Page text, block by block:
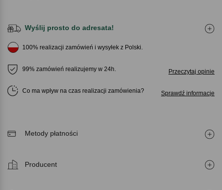
Wyślij prosto do adresata!
100% realizacji zamówień i wysyłek z Polski.
99% zamówień realizujemy w 24h. Przeczytaj opinie
Co ma wpływ na czas realizacji zamówienia Sprawdź informacje
Metody płatności
Producent